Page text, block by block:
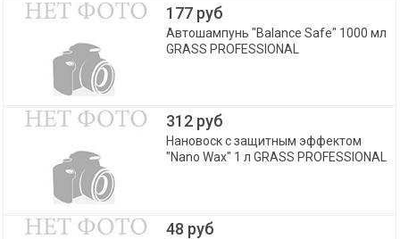
177 руб
Автошампунь "Balance Safe" 1000 мл
GRASS PROFESSIONAL
312 руб
Нановоск с защитным эффектом
"Nano Wax" 1 л GRASS PROFESSIONAL
48 руб